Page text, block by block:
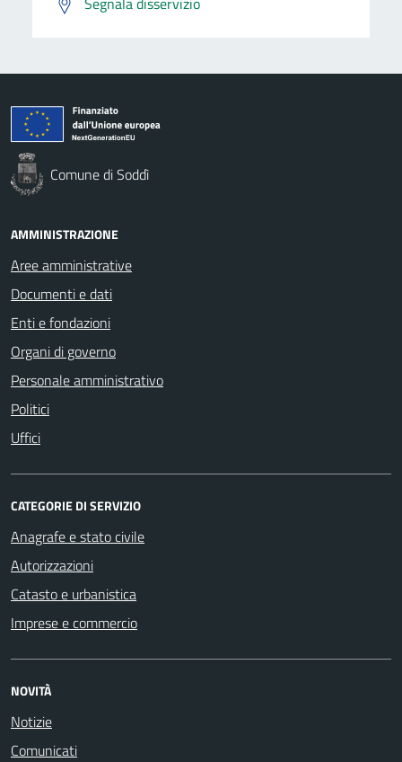
Comune di Soddì
AMMINISTRAZIONE
Aree amministrative
Documenti e dati
Enti e fondazioni
Organi di governo
Personale amministrativo
Politici
Uffici
CATEGORIE DI SERVIZIO
Anagrafe e stato civile
Autorizzazioni
Catasto e urbanistica
Imprese e commercio
NOVITÀ
Notizie
Comunicati